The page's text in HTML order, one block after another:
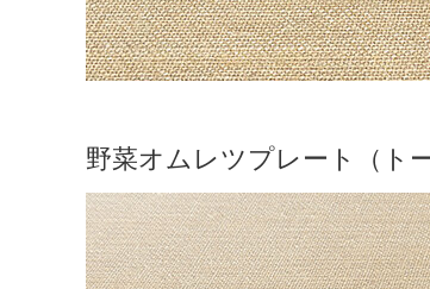
野菜オムレツプレート（ト